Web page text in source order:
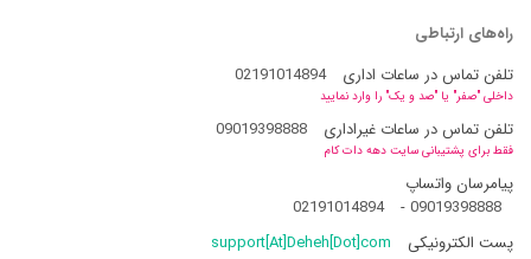
راه‌های ارتباطی
تلفن تماس در ساعات اداری
02191014894
داخلی "صفر" یا "صد و یک" را وارد نمایید
تلفن تماس در ساعات غیراداری 09019398888
فقط برای پشتیبانی سایت دهه دات کام
پیامرسان واتساپ
09019398888
-
02191014894
پست الکترونیکی
support[At]Deheh[Dot]com